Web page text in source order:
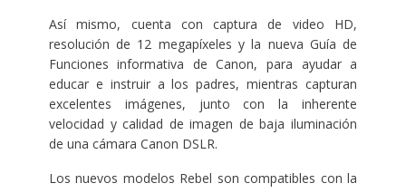
Así mismo, cuenta con captura de video HD,
resolución de 12 megapíxeles y la nueva Guía de
Funciones informativa de Canon, para ayudar a
educar e instruir a los padres, mientras capturan
excelentes imágenes, junto con la inherente
velocidad y calidad de imagen de baja iluminación
de una cámara Canon DSLR.
Los nuevos modelos Rebel son compatibles con la